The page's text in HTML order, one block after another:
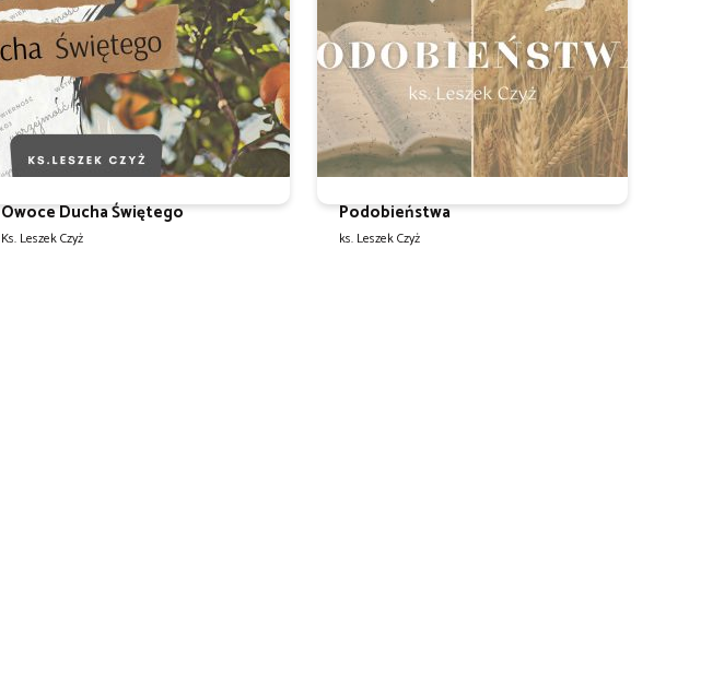
Owoce Ducha Świętego
Ks. Leszek Czyż
Podobieństwa
ks. Leszek Czyż